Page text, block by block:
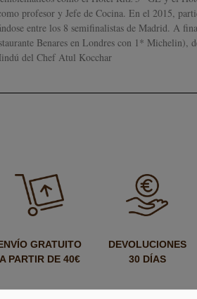
profesor y Jefe de Cocina. En el 2015,
entre los 8 semifinalistas de Madrid. A
Benares en Londres con 1* Michelin),
del Chef Atul Kocchar
GRATUITO
A PARTIR DE 40€
DEVOLUCIONES
30 DÍAS